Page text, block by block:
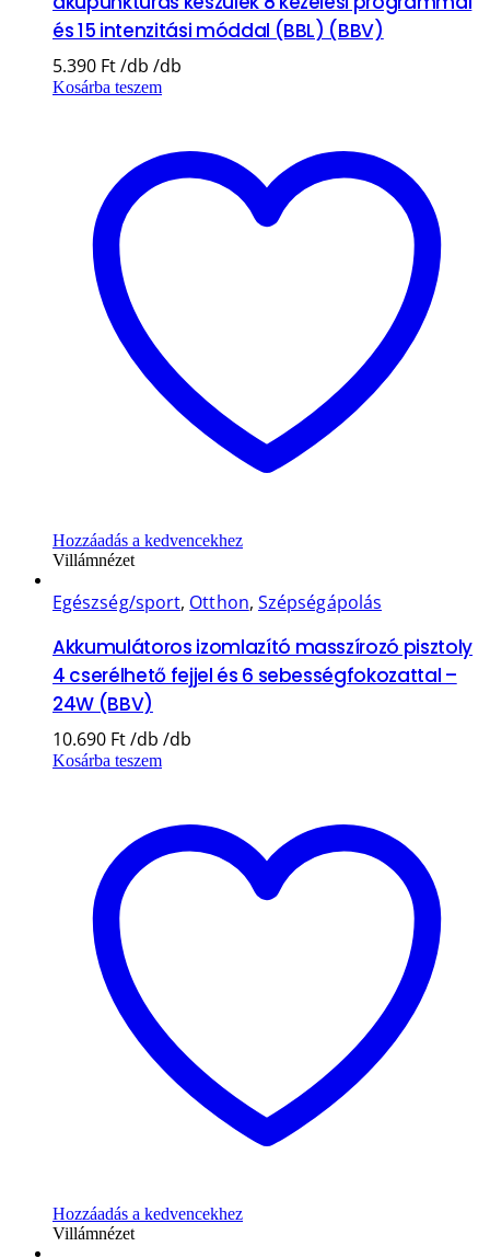
és 15 intenzitási móddal (BBL) (BBV)
5.390 Ft
Kosárba teszem
Hozzáadás a kedvencekhez
Villámnézet
Egészség/sport, Otthon, Szépségápolás
Akkumulátoros izomlazító masszírozó pisztoly
4 cserélhető fejjel és 6 sebességfokozattal –
24W (BBV)
10.690 Ft
Kosárba teszem
Hozzáadás a kedvencekhez
Villámnézet